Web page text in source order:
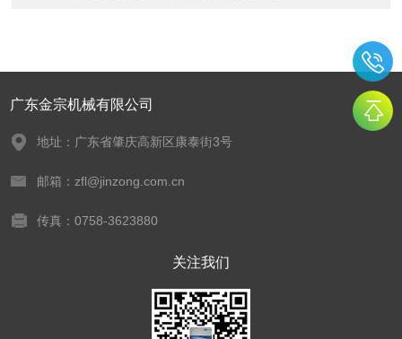
广东金宗机械有限公司
地址：广东省肇庆高新区康泰街3号
邮箱：zfl@jinzong.com.cn
传真：0758-3623880
关注我们